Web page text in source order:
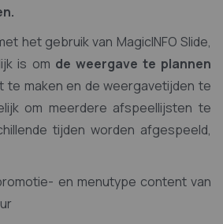
het gebruik van MagicINFO Slide,
is om de weergave te plannen
te maken en de weergavetijden te
om meerdere afspeellijsten te
tijden worden afgespeeld,
en menutype content van